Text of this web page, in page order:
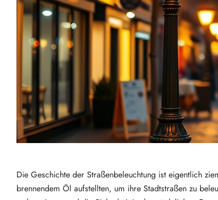
Die Geschichte der Straßenbeleuchtung ist eigentlich
brennendem Öl aufstellten, um ihre Stadtstraßen zu